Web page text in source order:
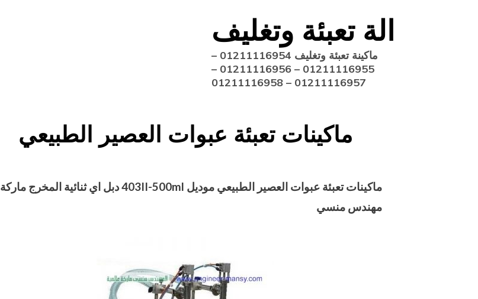
الة تعبئة وتغليف
ماكينة تعبئة وتغليف 01211116954 –
01211116955 – 01211116956 –
01211116957 – 01211116958
ماكينات تعبئة عبوات العصير الطبيعي
ماكينات تعبئة عبوات العصير الطبيعي موديل 403II-500mlدبل اي ثنائية المخرج ماركة
مهندس منسي